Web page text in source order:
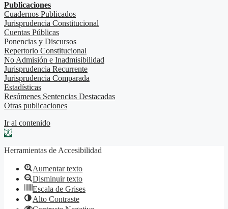
Publicaciones
Cuadernos Publicados
Jurisprudencia Constitucional
Cuentas Públicas
Ponencias y Discursos
Repertorio Constitucional
No Admisión e Inadmisibilidad
Jurisprudencia Recurrente
Jurisprudencia Comparada
Estadísticas
Resúmenes Sentencias Destacadas
Otras publicaciones
Ir al contenido
Abrir barra de herramientas
Herramientas de Accesibilidad
Aumentar texto
Disminuir texto
Escala de Grises
Alto Contraste